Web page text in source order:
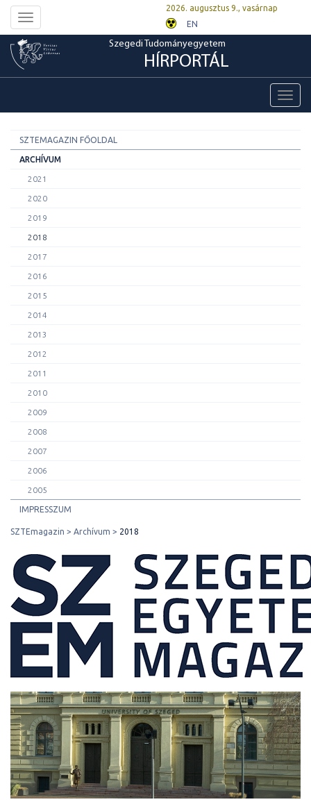
Toggle
navigation
2026. augusztus 9., vasárnap
EN
Szegedi Tudományegyetem
HÍRPORTÁL
SZTEMAGAZIN FŐOLDAL
ARCHÍVUM
2021
2020
2019
2018
2017
2016
2015
2014
2013
2012
2011
2010
2009
2008
2007
2006
2005
IMPRESSZUM
SZTEmagazin Archívum 2018